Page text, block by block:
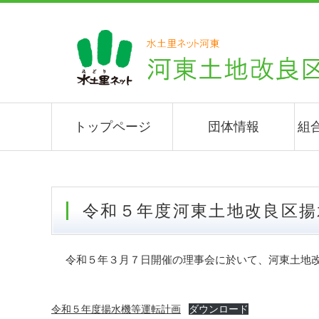
トップページ 団体情報 組
令和５年度河東土地改良区
令和５年３月７日開催の理事会に於いて、河東土地
令和５年度揚水機等運転計画 ダウンロード